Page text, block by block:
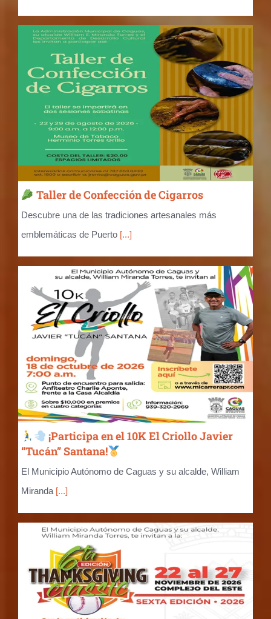
Taller de Confección de Cigarros
Descubre una de las tradiciones artesanales más
emblemáticas de Puerto [...]
¡Participa en el 10K El Criollo Javier
“Tucán” Santana!
El Municipio Autónomo de Caguas y su alcalde, William
Miranda[...]